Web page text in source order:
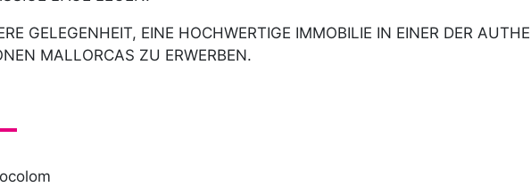
GELEGENHEIT, EINE HOCHWERTIGE IMMOBILIE IN EINER DER
MALLORCAS ZU ERWERBEN.